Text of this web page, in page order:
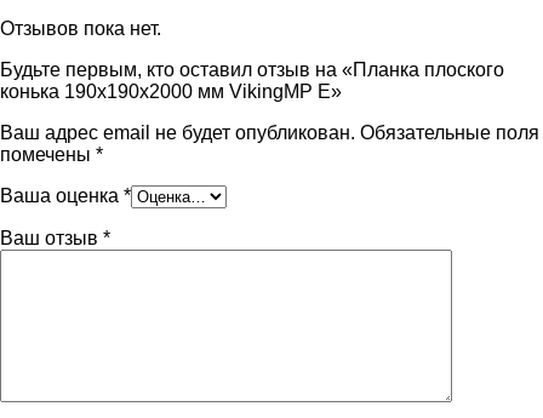
Отзывов пока нет.
Будьте первым, кто оставил отзыв на «Планка плоского
конька 190х190х2000 мм VikingMP E»
Ваш адрес email не будет опубликован. Обязательные поля
помечены *
Ваша оценка *
Ваш отзыв *